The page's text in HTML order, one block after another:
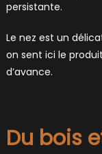
persistante.
Le nez est un
on sent ici le
d’avance.
Du bois